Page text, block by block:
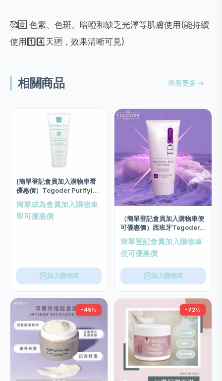
🥰🈴 色素、色斑、暗啞和缺乏光澤等肌膚使用(能持續
使用1️⃣4️⃣天🆙，效果清晰可見)
相關商品 查看更多 →
(簡單登記會員加入購物車看
優惠價）Tegoder Purifying
Mask Salon size 200ml
簡單成為會員加入購物車
即可優惠價
加入購物車
（簡單登記會員加入購物車便
可優惠價）西班牙Tegoder
玻尿酸低敏3N面膜 salon
size 200ml
簡單登記會員加入購物車
便可優惠價
加入購物車
-45% -72%